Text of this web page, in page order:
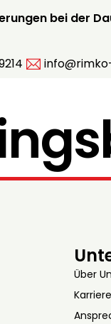
bei der
Über
Karriere